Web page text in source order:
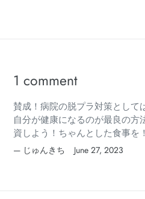
1 comment
賛成！病院の脱プラ対策として
自分が健康になるのが最良の方
資しよう！ちゃんとした食事を
じゅんきち June 27, 2023